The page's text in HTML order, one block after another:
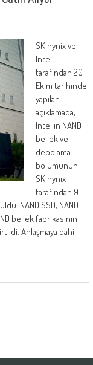
SK hynix ve
Intel
tarafından 20
Ekim tarihinde
yapılan
açıklamada;
Intel'in NAND
bellek ve
depolama
bölümünün
SK hynix
tarafından 9
NAND SSD, NAND
bellek fabrikasının
Anlaşmaya dahil